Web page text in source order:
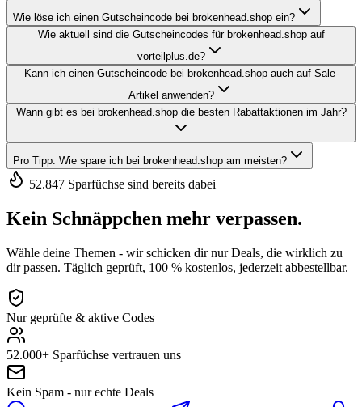
Wie löse ich einen Gutscheincode bei brokenhead.shop ein?
Wie aktuell sind die Gutscheincodes für brokenhead.shop auf
vorteilplus.de?
Kann ich einen Gutscheincode bei brokenhead.shop auch auf Sale-
Artikel anwenden?
Wann gibt es bei brokenhead.shop die besten Rabattaktionen im Jahr?
Pro Tipp: Wie spare ich bei brokenhead.shop am meisten?
52.847 Sparfüchse sind bereits dabei
Kein Schnäppchen mehr verpassen.
Wähle deine Themen - wir schicken dir nur Deals, die wirklich zu
dir passen. Täglich geprüft, 100 % kostenlos, jederzeit abbestellbar.
Nur geprüfte & aktive Codes
52.000+ Sparfüchse vertrauen uns
Kein Spam - nur echte Deals